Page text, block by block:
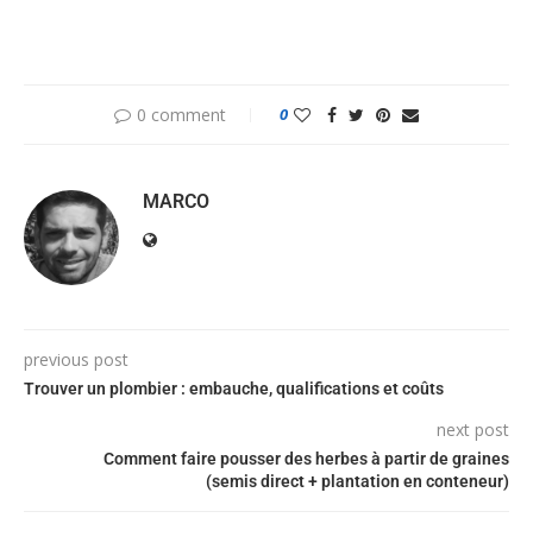
0 comment 0
MARCO
previous post
Trouver un plombier : embauche, qualifications et coûts
next post
Comment faire pousser des herbes à partir de graines
(semis direct + plantation en conteneur)